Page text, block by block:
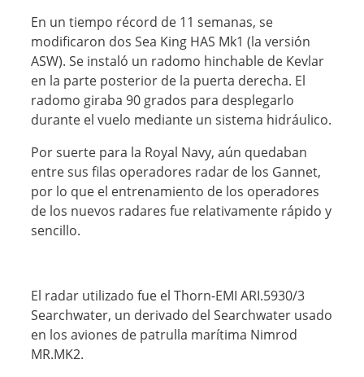
En un tiempo récord de 11 semanas, se
modificaron dos Sea King HAS Mk1 (la versión
ASW). Se instaló un radomo hinchable de Kevlar
en la parte posterior de la puerta derecha. El
radomo giraba 90 grados para desplegarlo
durante el vuelo mediante un sistema hidráulico.
Por suerte para la Royal Navy, aún quedaban
entre sus filas operadores radar de los Gannet,
por lo que el entrenamiento de los operadores
de los nuevos radares fue relativamente rápido y
sencillo.
El radar utilizado fue el Thorn-EMI ARI.5930/3
Searchwater, un derivado del Searchwater usado
en los aviones de patrulla marítima Nimrod
MR.MK2.